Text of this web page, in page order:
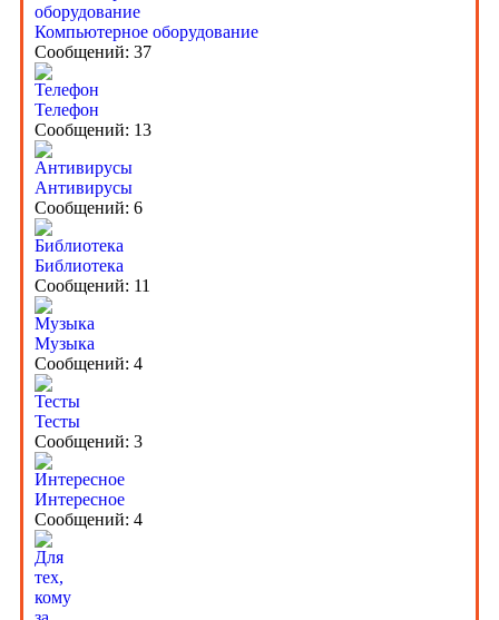
Компьютерное оборудование
Сообщений: 37
Телефон
Сообщений: 13
Антивирусы
Сообщений: 6
Библиотека
Сообщений: 11
Музыка
Сообщений: 4
Тесты
Сообщений: 3
Интересное
Сообщений: 4